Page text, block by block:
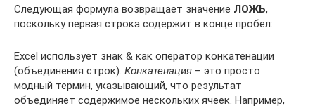
Следующая формула возвращает значение ЛОЖЬ,
поскольку первая строка содержит в конце пробел:
Excel использует знак & как оператор конкатенации
(объединения строк). Конкатенация – это просто
модный термин, указывающий, что результат
объединяет содержимое нескольких ячеек. Например,